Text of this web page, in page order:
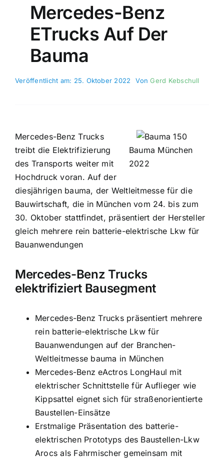
Mercedes-Benz
ETrucks Auf Der
Bauma
Veröffentlicht am: 25. Oktober 2022 VonGerd Kebschull
Bauma München
2022
Mercedes-Benz Trucks
treibt die Elektrifizierung
des Transports weiter mit
Hochdruck voran. Auf der
diesjährigen bauma, der Weltleitmesse für die
Bauwirtschaft, die in München vom 24. bis zum
30. Oktober stattfindet, präsentiert der Hersteller
gleich mehrere rein batterie-elektrische Lkw für
Bauanwendungen
Mercedes-Benz Trucks
elektrifiziert Bausegment
Mercedes-Benz Trucks präsentiert mehrere
rein batterie-elektrische Lkw für
Bauanwendungen auf der Branchen-
Weltleitmesse bauma in München
Mercedes-Benz eActros LongHaul mit
elektrischer Schnittstelle für Auflieger wie
Kippsattel eignet sich für straßenorientierte
Baustellen-Einsätze
Erstmalige Präsentation des batterie-
elektrischen Prototyps des Baustellen-Lkw
Arocs als Fahrmischer gemeinsam mit